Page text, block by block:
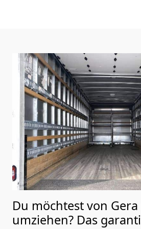
Du möchtest von
umziehen? Das